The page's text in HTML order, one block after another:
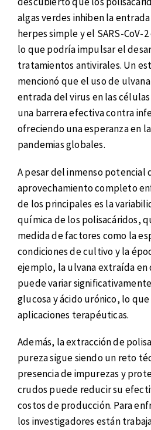
algas verdes inhiben la
herpes simple y el SARS-CoV-
lo que podría impulsar el
tratamientos antivirales. Un
mencionó que el uso de
entrada del virus en las
una barrera efectiva contra
ofreciendo una esperanza en
pandemias globales.
A pesar del inmenso potencial
aprovechamiento completo
de los principales es la
química de los polisacáridos,
medida de factores como la
condiciones de cultivo y la
ejemplo, la ulvana extraída en
puede variar
glucosa y ácido urónico, lo
aplicaciones terapéuticas.
Además, la extracción de
pureza sigue siendo un reto
presencia de impurezas y
crudos puede reducir su
costos de producción. Para
los investigadores están